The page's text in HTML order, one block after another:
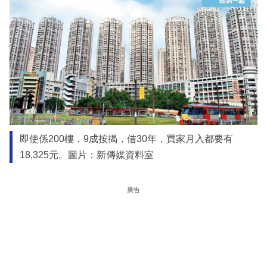
即使係200樓，9成按揭，借30年，買家月入都要有
18,325元。圖片：新傳媒資料室
廣告